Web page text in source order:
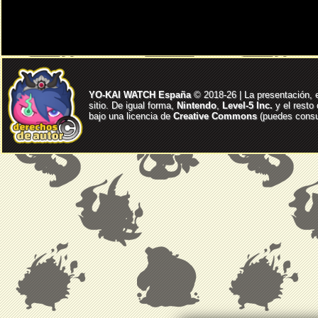
YO-KAI WATCH España© 2018-26 | La presentación,
sitio. De igual forma, Nintendo, Level-5 Inc. y el resto
bajo una licencia deCreative Commons(puedes